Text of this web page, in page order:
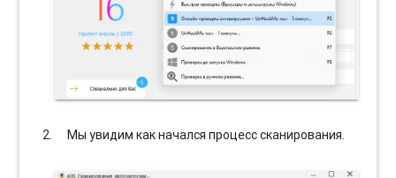
Мы увидим как начался процесс сканирования.